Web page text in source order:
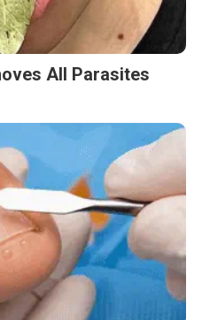
All Parasites